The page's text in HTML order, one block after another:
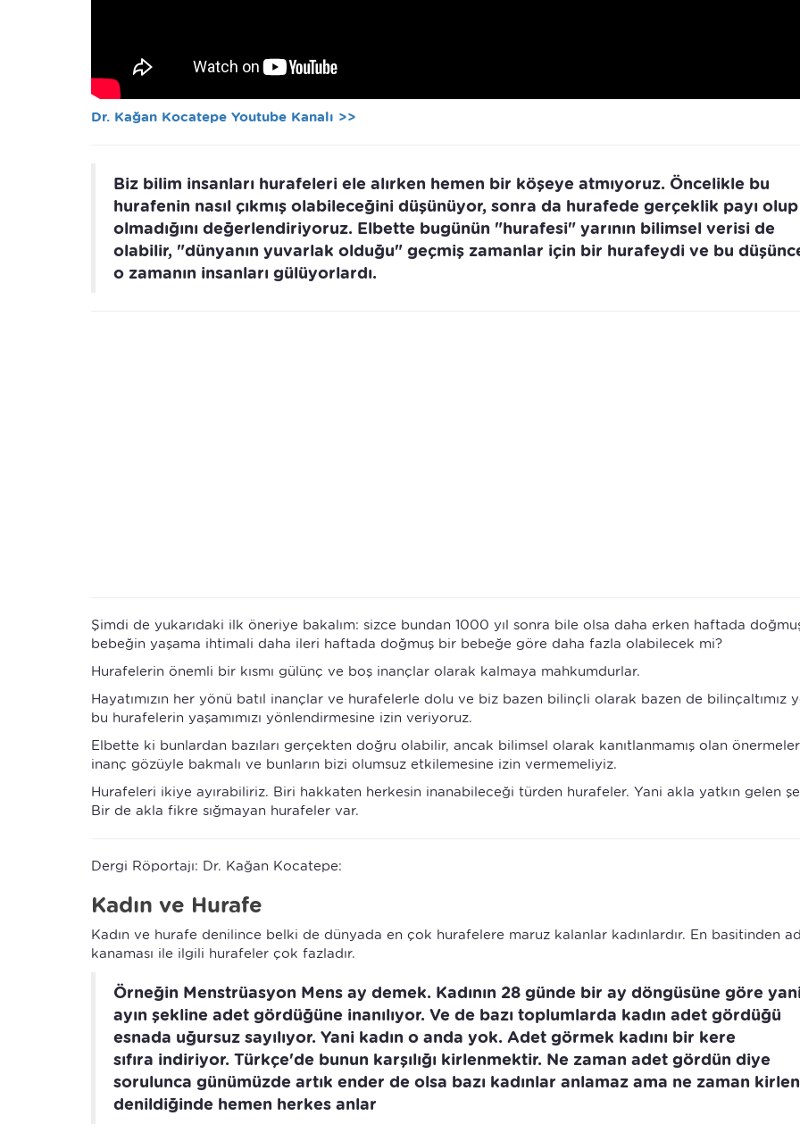
Dr. Kağan Kocatepe Youtube Kanalı >>
Biz bilim insanları hurafeleri ele alırken hemen bir köşeye atmıyoruz. Öncelikle bu
hurafenin nasıl çıkmış olabileceğini düşünüyor, sonra da hurafede gerçeklik payı olup
olmadığını değerlendiriyoruz. Elbette bugünün "hurafesi" yarının bilimsel verisi de
olabilir, "dünyanın yuvarlak olduğu" geçmiş zamanlar için bir hurafeydi ve bu
o zamanın insanları gülüyorlardı.
Şimdi de yukarıdaki ilk öneriye bakalım: sizce bundan 1000 yıl sonra bile olsa daha erken haftada
bebeğin yaşama ihtimali daha ileri haftada doğmuş bir bebeğe göre daha fazla olabilecek mi?
Hurafelerin önemli bir kısmı gülünç ve boş inançlar olarak kalmaya mahkumdurlar.
Hayatımızın her yönü batıl inançlar ve hurafelerle dolu ve biz bazen bilinçli olarak bazen de bilinçaltımız
bu hurafelerin yaşamımızı yönlendirmesine izin veriyoruz.
Elbette ki bunlardan bazıları gerçekten doğru olabilir, ancak bilimsel olarak kanıtlanmamış olan
inanç gözüyle bakmalı ve bunların bizi olumsuz etkilemesine izin vermemeliyiz.
Hurafeleri ikiye ayırabiliriz. Biri hakkaten herkesin inanabileceği türden hurafeler. Yani akla yatkın gelen
Bir de akla fikre sığmayan hurafeler var.
Dergi Röportajı: Dr. Kağan Kocatepe:
Kadın ve Hurafe
Kadın ve hurafe denilince belki de dünyada en çok hurafelere maruz kalanlar kadınlardır. En basitinden
kanaması ile ilgili hurafeler çok fazladır.
Örneğin Menstrüasyon Mens ay demek. Kadının 28 günde bir ay döngüsüne göre
ayın şekline adet gördüğüne inanılıyor. Ve de bazı toplumlarda kadın adet gördüğü
esnada uğursuz sayılıyor. Yani kadın o anda yok. Adet görmek kadını bir kere
sıfıra indiriyor. Türkçe'de bunun karşılığı kirlenmektir. Ne zaman adet gördün diye
sorulunca günümüzde artık ender de olsa bazı kadınlar anlamaz ama ne zaman
denildiğinde hemen herkes anlar